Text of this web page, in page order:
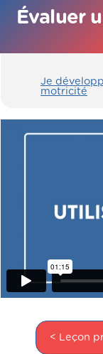
Évaluer
Je
motricité
< Leçon